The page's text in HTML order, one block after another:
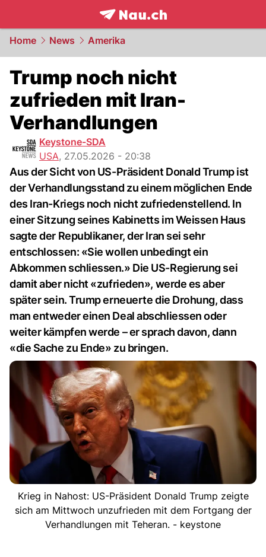
frontpage.NAU.ch
Home News Amerika
Trump noch nicht
zufrieden mit Iran-
Verhandlungen
Keystone-SDA
USA, 27.05.2026 - 20:38
Aus der Sicht von US-Präsident Donald Trump ist
der Verhandlungsstand zu einem möglichen Ende
des Iran-Kriegs noch nicht zufriedenstellend. In
einer Sitzung seines Kabinetts im Weissen Haus
sagte der Republikaner, der Iran sei sehr
entschlossen: «Sie wollen unbedingt ein
Abkommen schliessen.» Die US-Regierung sei
damit aber nicht «zufrieden», werde es aber
später sein. Trump erneuerte die Drohung, dass
man entweder einen Deal abschliessen oder
weiter kämpfen werde – er sprach davon, dann
«die Sache zu Ende» zu bringen.
Krieg in Nahost: US-Präsident Donald Trump zeigte
sich am Mittwoch unzufrieden mit dem Fortgang der
Verhandlungen mit Teheran. - keystone